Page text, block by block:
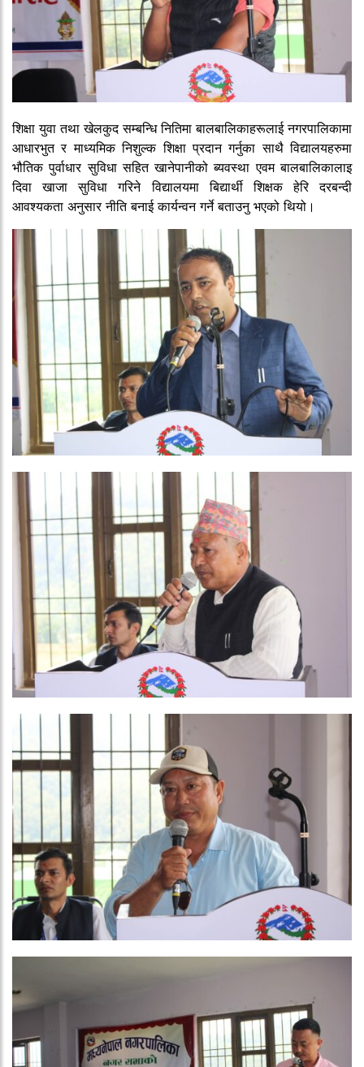
शिक्षा युवा तथा खेलकुद सम्बन्धि नितिमा बालबालिकाहरूलाई नगरपालिकामा
आधारभुत र माध्यमिक निशुल्क शिक्षा प्रदान गर्नुका साथै विद्यालयहरुमा
भौतिक पुर्वाधार सुविधा सहित खानेपानीको ब्यवस्था एवम बालबालिकालाइ
दिवा खाजा सुविधा गरिने विद्यालयमा बिद्यार्थी शिक्षक हेरि दरबन्दी
आवश्यकता अनुसार नीति बनाई कार्यन्वन गर्ने बताउनु भएको थियो।